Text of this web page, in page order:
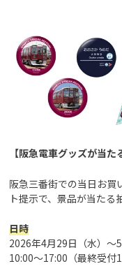
【阪急電車グッズが当た
阪急三番街での当日お買
ト提示で、景品が当たる
日時
2026年4月29日（水）～5
10:00～17:00（最終受付